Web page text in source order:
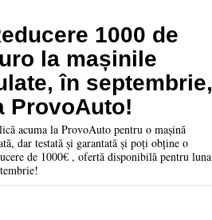
1000 de
la mașinile
în septembrie,
ProvoAuto!
acuma la ProvoAuto pentru o mașină
dar testată și garantată și poți obține o
de 1000€ , ofertă disponibilă pentru luna